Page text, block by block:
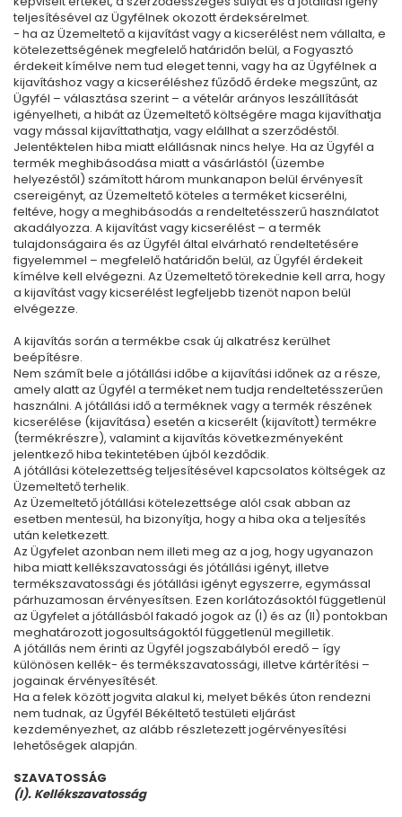
teljesítésével az Ügyfélnek okozott érdeksérelmet.
- ha az Üzemeltető a kijavítást vagy a kicserélést nem vállalta, e
kötelezettségének megfelelő határidőn belül, a Fogyasztó
érdekeit kímélve nem tud eleget tenni, vagy ha az Ügyfélnek a
kijavításhoz vagy a kicseréléshez fűződő érdeke megszűnt, az
Ügyfél – választása szerint – a vételár arányos leszállítását
igényelheti, a hibát az Üzemeltető költségére maga kijavíthatja
vagy mással kijavíttathatja, vagy elállhat a szerződéstől.
Jelentéktelen hiba miatt elállásnak nincs helye. Ha az Ügyfél a
termék meghibásodása miatt a vásárlástól (üzembe
helyezéstől) számított három munkanapon belül érvényesít
csereigényt, az Üzemeltető köteles a terméket kicserélni,
feltéve, hogy a meghibásodás a rendeltetésszerű használatot
akadályozza. A kijavítást vagy kicserélést – a termék
tulajdonságaira és az Ügyfél által elvárható rendeltetésére
figyelemmel – megfelelő határidőn belül, az Ügyfél érdekeit
kímélve kell elvégezni. Az Üzemeltető törekednie kell arra, hogy
a kijavítást vagy kicserélést legfeljebb tizenöt napon belül
elvégezze.
A kijavítás során a termékbe csak új alkatrész kerülhet
beépítésre.
Nem számít bele a jótállási időbe a kijavítási időnek az a része,
amely alatt az Ügyfél a terméket nem tudja rendeltetésszerűen
használni. A jótállási idő a terméknek vagy a termék részének
kicserélése (kijavítása) esetén a kicserélt (kijavított) termékre
(termékrészre), valamint a kijavítás következményeként
jelentkező hiba tekintetében újból kezdődik.
A jótállási kötelezettség teljesítésével kapcsolatos költségek az
Üzemeltető terhelik.
Az Üzemeltető jótállási kötelezettsége alól csak abban az
esetben mentesül, ha bizonyítja, hogy a hiba oka a teljesítés
után keletkezett.
Az Ügyfelet azonban nem illeti meg az a jog, hogy ugyanazon
hiba miatt kellékszavatossági és jótállási igényt, illetve
termékszavatossági és jótállási igényt egyszerre, egymással
párhuzamosan érvényesítsen. Ezen korlátozásoktól függetlenül
az Ügyfelet a jótállásból fakadó jogok az (I) és az (II) pontokban
meghatározott jogosultságoktól függetlenül megilletik.
A jótállás nem érinti az Ügyfél jogszabályból eredő – így
különösen kellék- és termékszavatossági, illetve kártérítési –
jogainak érvényesítését.
Ha a felek között jogvita alakul ki, melyet békés úton rendezni
nem tudnak, az Ügyfél Békéltető testületi eljárást
kezdeményezhet, az alább részletezett jogérvényesítési
lehetőségek alapján.
SZAVATOSSÁG
(I). Kellékszavatosság